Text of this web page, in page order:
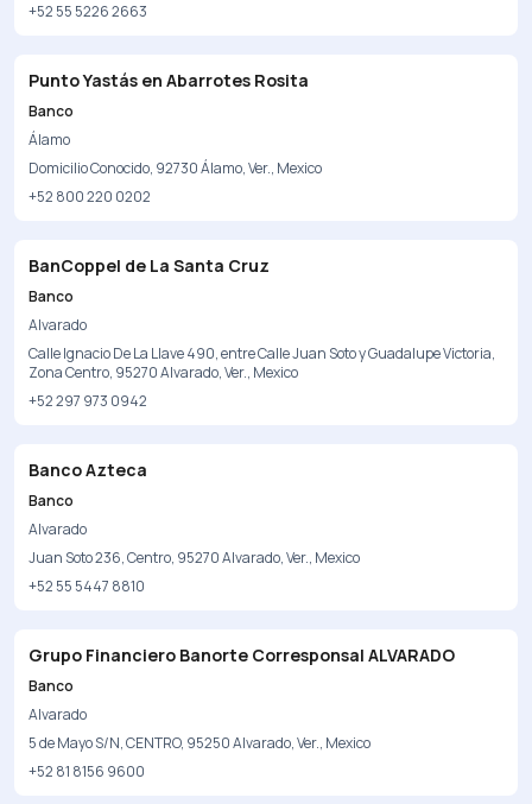
+52 55 5226 2663
Punto Yastás en Abarrotes Rosita
Banco
Álamo
Domicilio Conocido, 92730 Álamo, Ver., Mexico
+52 800 220 0202
BanCoppel de La Santa Cruz
Banco
Alvarado
Calle Ignacio De La Llave 490, entre Calle Juan Soto y Guadalupe Victoria,
Zona Centro, 95270 Alvarado, Ver., Mexico
+52 297 973 0942
Banco Azteca
Banco
Alvarado
Juan Soto 236, Centro, 95270 Alvarado, Ver., Mexico
+52 55 5447 8810
Grupo Financiero Banorte Corresponsal ALVARADO
Banco
Alvarado
5 de Mayo S/N, CENTRO, 95250 Alvarado, Ver., Mexico
+52 81 8156 9600